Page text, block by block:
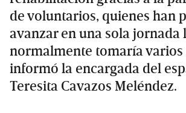
de voluntarios, quienes han
avanzar en una sola jornada
normalmente tomaría varios
informó la encargada del
Teresita Cavazos Meléndez.